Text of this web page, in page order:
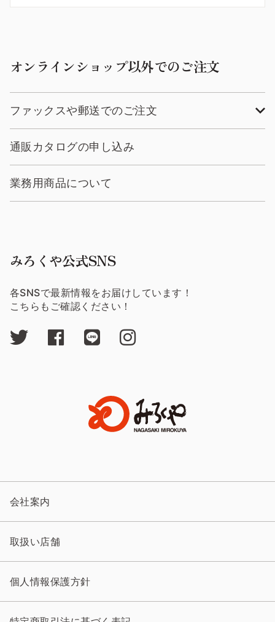
オンラインショップ以外でのご注文
ファックスや郵送でのご注文
通販カタログの申し込み
業務用商品について
みろくや公式SNS
各SNSで最新情報をお届けしています！
こちらもご確認ください！
会社案内
取扱い店舗
個人情報保護方針